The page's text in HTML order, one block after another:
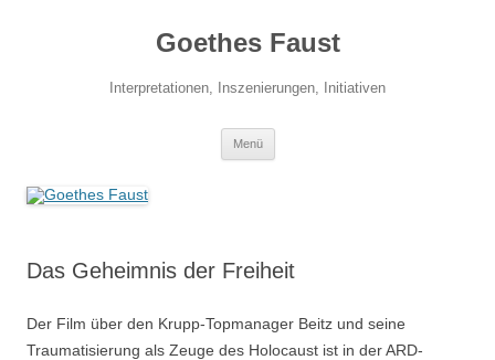
Goethes Faust
Interpretationen, Inszenierungen, Initiativen
Menü
Das Geheimnis der Freiheit
Der Film über den Krupp-Topmanager Beitz und seine
Traumatisierung als Zeuge des Holocaust ist in der ARD-